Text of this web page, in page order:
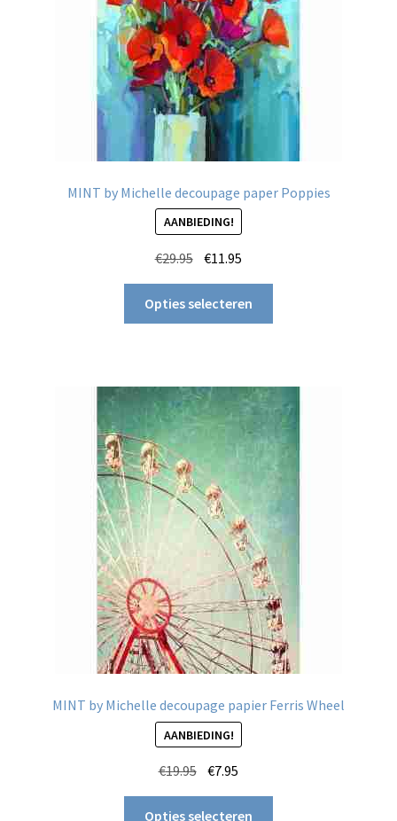
MINT by Michelle decoupage paper Poppies
AANBIEDING!
€29.95 Oorspronkelijke
was:
€29.95.
€11.95
is:
€11.95.
Opties selecteren
Deze
optie
kan
gekozen
worden
op
productpagina
MINT by Michelle decoupage papier Ferris Wheel
AANBIEDING!
€19.95 Oorspronkelijke
prijs
was:
€7.95
prijs
is:
Opties selecteren